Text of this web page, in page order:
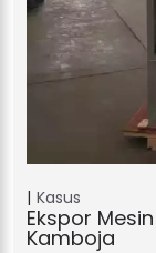
Kasus
Ekspor
Kamboja